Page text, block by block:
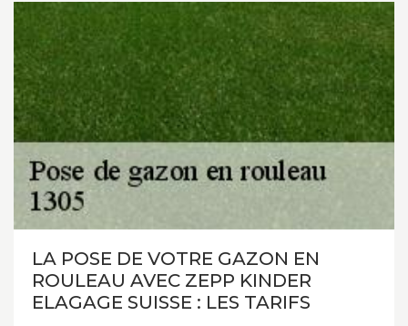
LA POSE DE VOTRE GAZON EN
ROULEAU AVEC ZEPP KINDER
ELAGAGE SUISSE : LES TARIFS